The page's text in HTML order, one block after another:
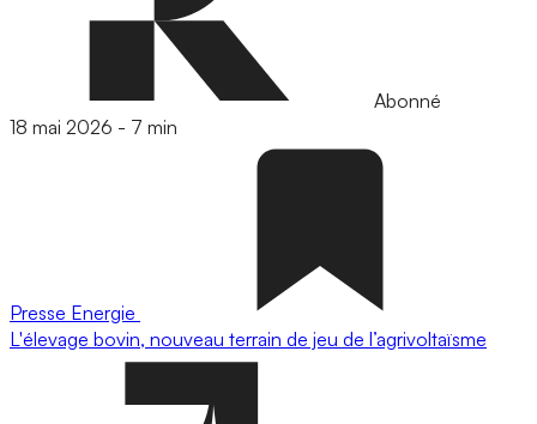
Abonné
18 mai 2026 - 7 min
Presse Energie
L'élevage bovin, nouveau terrain de jeu de l’agrivoltaïsme